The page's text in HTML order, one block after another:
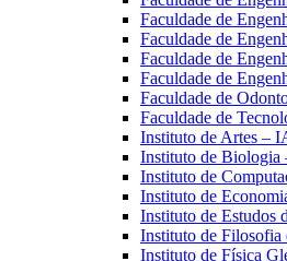
Faculdade de
Faculdade de
Faculdade de
Faculdade de
Faculdade de
Faculdade de
Instituto de Artes –
Instituto de Biologia
Instituto de
Instituto de
Instituto de Estudos
Instituto de Filosofia
Instituto de Física